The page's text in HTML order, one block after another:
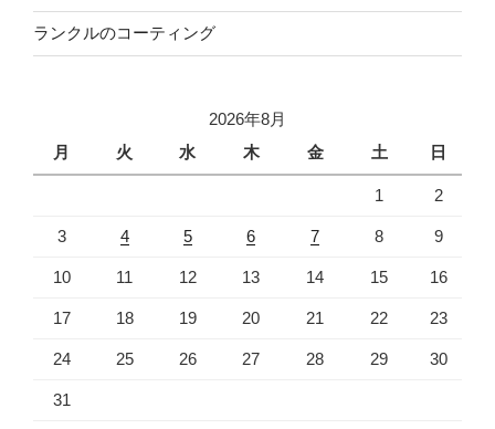
ランクルのコーティング
2026年8月
月
火 水 木 金 土 日
1 2
3 4 5 6 7 8 9
10 11 12 13 14 15 16
17 18 19 20 21 22 23
24 25 26 27 28 29 30
31